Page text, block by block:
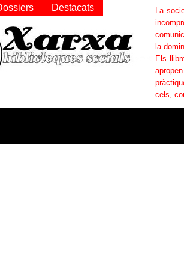
La
la
Els
cels,
Destacats